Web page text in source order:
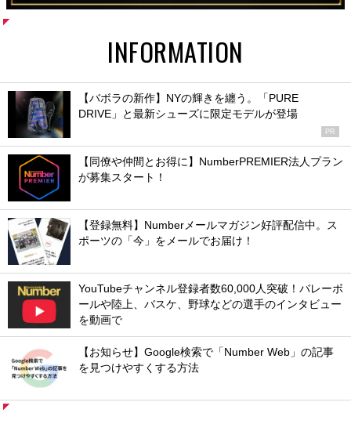
INFORMATION
【バボラの新作】NYの輝きを纏う。「PURE
DRIVE」と最新シューズに限定モデルが登場
PR
【同僚や仲間とお得に】NumberPREMIER法人プラン
が募集スタート！
【登録無料】Numberメールマガジン好評配信中。ス
ポーツの「今」をメールでお届け！
YouTubeチャンネル登録者数60,000人突破！バレーボ
ールや陸上、バスケ、野球などの選手のインタビュー
を動画で
【お知らせ】Google検索で「Number Web」の記事
を見つけやすくする方法